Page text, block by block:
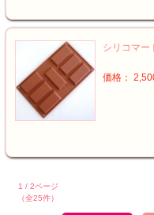
シリコマ
価格：
1 / 2ページ
（全25件）